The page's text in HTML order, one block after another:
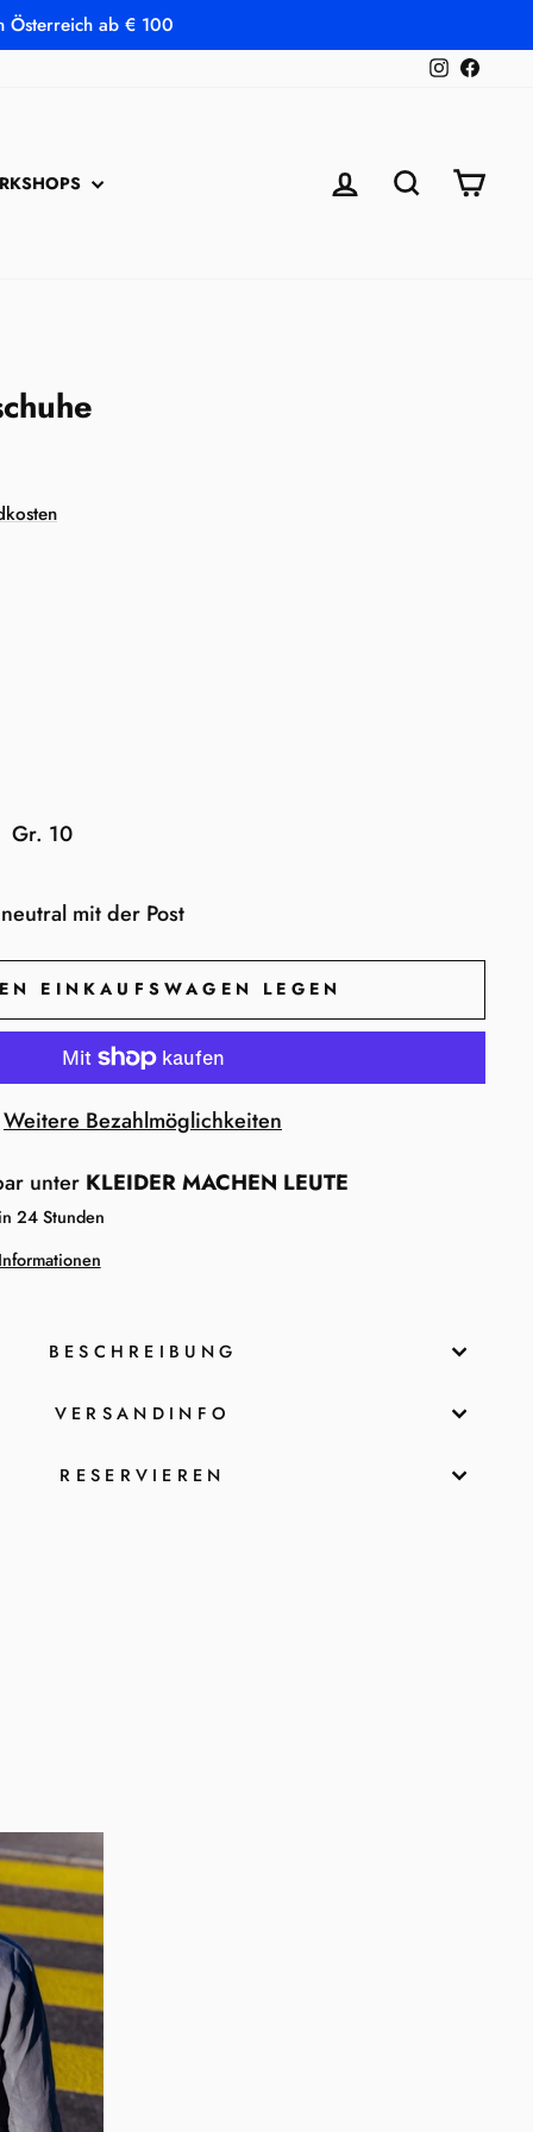
Österreich ab € 100
Instagram
EINLOGGENSUCHE
Gr. 10
mit der Post
EINKAUFSWAGEN LEGEN
Weitere Bezahlmöglichkeiten
unter KLEIDER MACHEN LEUTE
24 Stunden
BESCHREIBUNG
VERSANDINFO
RESERVIEREN